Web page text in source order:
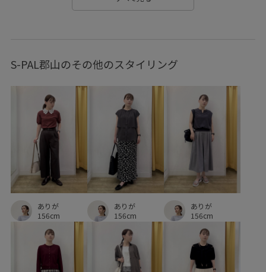
テーパード デイリー使い トラッド
バックパック フーディー ブークレ素材
プレゼント用 ヘルシー ヘンリーネック ベーシック
ポケット付き ポリウレタン ポリエステル ポーチ
メリハリ ユニセックス リブ
リュック リラックス感 ワイドパンツ 上品
二の腕が隠れる 代表モデル 伸縮性 光沢感
冷んやり 別注アイテム 別注コラボバッグ
取り外し可能
快適 接触冷感 旅行
S-PAL郡山のその他のスタイリング
ありが
156cm
ありが
156cm
ありが
156cm